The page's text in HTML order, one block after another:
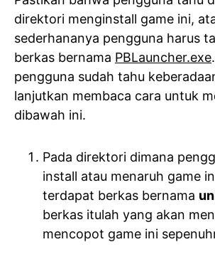
direktori menginstall game ini,
sederhananya pengguna harus
berkas bernama PBLauncher.exe
pengguna sudah tahu
lanjutkan membaca cara untuk
dibawah ini.
Pada direktori dimana
install atau menaruh game
terdapat berkas bernama
berkas itulah yang akan
mencopot game ini